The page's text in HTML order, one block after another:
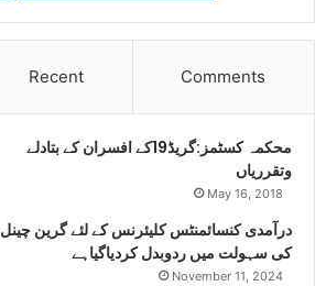
Recent Comments
محکمہ کسٹمز:گریڈ19کے افسران کے بتادلے
وتقرریاں
May 16, 2018
درآمدی کنسائمنٹس کلیئرنس کے لئے گرین چینل
کی سہولت میں ردوبدل کردیاگیاہے
November 11, 2024